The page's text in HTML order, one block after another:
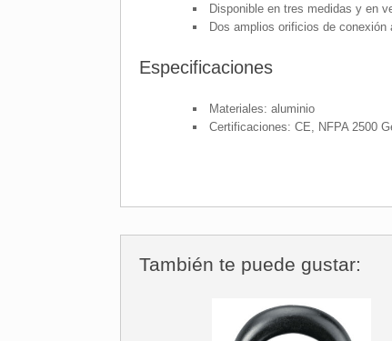
Disponible en tres medidas y en
Dos amplios orificios de
Especificaciones
Materiales: aluminio
Certificaciones: CE, NFPA 2500
También te puede gustar: